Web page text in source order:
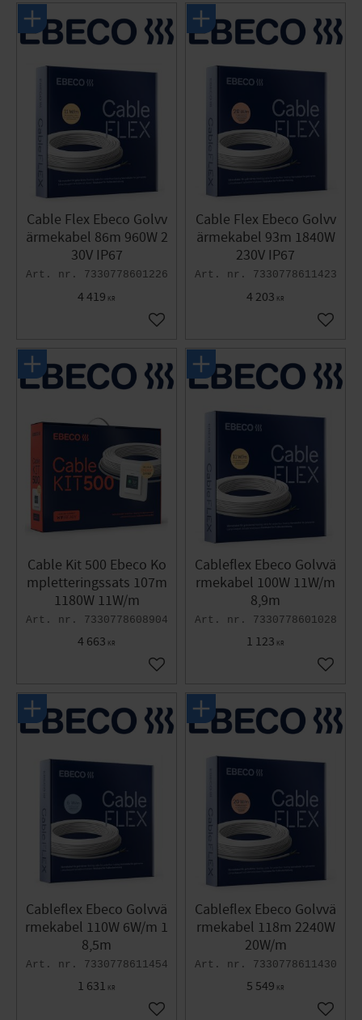
Cable Flex Ebeco Golvv
ärmekabel 86m 960W 2
30V IP67
7330778601226
4 419 KR
Lägg till i favoriter
Cable Flex Ebeco Golvv
ärmekabel 93m 1840W
230V IP67
7330778611423
4 203 KR
Lägg
Cable Kit 500 Ebeco Ko
mpletteringssats 107m
1180W 11W/m
7330778608904
4 663 KR
Lägg till i favoriter
Cableflex Ebeco Golvvä
rmekabel 100W 11W/m
8,9m
7330778601028
1 123 KR
Lägg
Cableflex Ebeco Golvvä
rmekabel 110W 6W/m 1
8,5m
7330778611454
1 631 KR
Lägg till i favoriter
Cableflex Ebeco Golvvä
rmekabel 118m 2240W
20W/m
7330778611430
5 549 KR
Lägg